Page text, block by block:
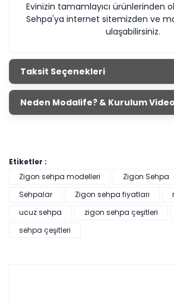
Evinizin tamamlayıcı ürünlerinden
Sehpa'ya internet sitemizden ve
ulaşabilirsiniz.
Taksit Seçenekleri
Neden Modalife? & Kurulum
Etiketler :
Zigon sehpa modelleri
Zigon Sehpa
Sehpalar
Zigon sehpa fiyatları
ucuz sehpa
zigon sehpa çeşitleri
sehpa çeşitleri